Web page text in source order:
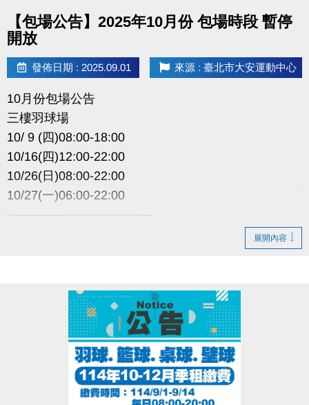
【包場公告】2025年10月份 包場時段 暫停
開放
發佈日期 : 2025.09.01 來源 : 臺北市大安運動中心
10月份包場公告
三樓羽球場
10/ 9 (四)08:00-18:00
10/16(四)12:00-22:00
10/26(日)08:00-22:00
10/27(一)06:00-22:00
造成不便 敬請見諒
展開內容